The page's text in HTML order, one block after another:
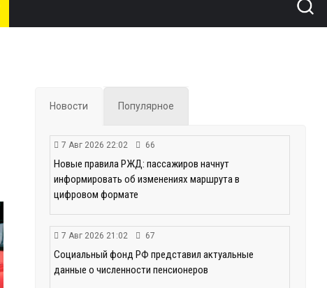
Новости Популярное
7 Авг 2026 22:02 66
Новые правила РЖД: пассажиров начнут
информировать об изменениях маршрута в
цифровом формате
7 Авг 2026 21:02 67
Социальный фонд РФ представил актуальные
данные о численности пенсионеров